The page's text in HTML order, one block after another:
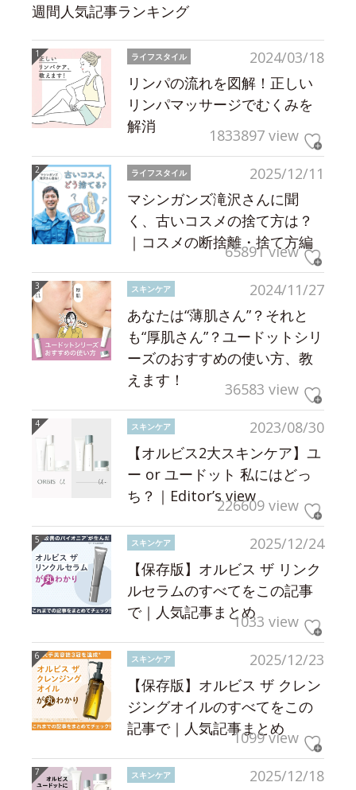
週間人気記事ランキング
2024/03/18
ライフスタイル
リンパの流れを図解！正しい
リンパマッサージでむくみを
解消
1833897 view
2025/12/11
ライフスタイル
マシンガンズ滝沢さんに聞
く、古いコスメの捨て方は？
｜コスメの断捨離・捨て方編
65891 view
2024/11/27
スキンケア
あなたは“薄肌さん”？それと
も“厚肌さん”？ユードットシリ
ーズのおすすめの使い方、教
えます！
36583 view
2023/08/30
スキンケア
【オルビス2大スキンケア】ユ
ー or ユードット 私にはどっ
ち？｜Editor’s view226609 view
2025/12/24
スキンケア
【保存版】オルビス ザ リンク
ルセラムのすべてをこの記事
で｜人気記事まとめ1033 view
2025/12/23
スキンケア
【保存版】オルビス ザ クレン
ジングオイルのすべてをこの
記事で｜人気記事まとめ
1099 view
2025/12/18
スキンケア